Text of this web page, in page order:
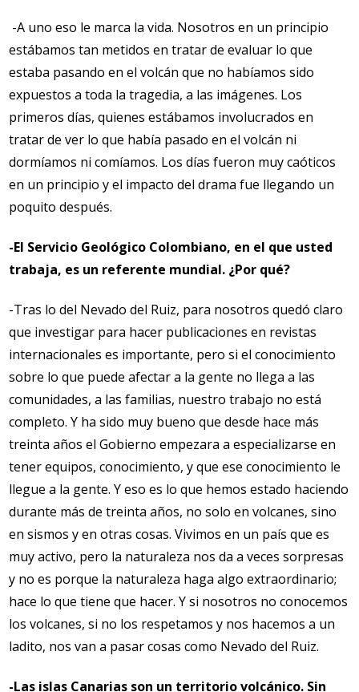
-A uno eso le marca la vida. Nosotros en un principio
estábamos tan metidos en tratar de evaluar lo que
estaba pasando en el volcán que no habíamos sido
expuestos a toda la tragedia, a las imágenes. Los
primeros días, quienes estábamos involucrados en
tratar de ver lo que había pasado en el volcán ni
dormíamos ni comíamos. Los días fueron muy caóticos
en un principio y el impacto del drama fue llegando un
poquito después.
-El Servicio Geológico Colombiano, en el que usted
trabaja, es un referente mundial. ¿Por qué?
-Tras lo del Nevado del Ruiz, para nosotros quedó claro
que investigar para hacer publicaciones en revistas
internacionales es importante, pero si el conocimiento
sobre lo que puede afectar a la gente no llega a las
comunidades, a las familias, nuestro trabajo no está
completo. Y ha sido muy bueno que desde hace más
treinta años el Gobierno empezara a especializarse en
tener equipos, conocimiento, y que ese conocimiento le
llegue a la gente. Y eso es lo que hemos estado haciendo
durante más de treinta años, no solo en volcanes, sino
en sismos y en otras cosas. Vivimos en un país que es
muy activo, pero la naturaleza nos da a veces sorpresas
y no es porque la naturaleza haga algo extraordinario;
hace lo que tiene que hacer. Y si nosotros no conocemos
los volcanes, si no los respetamos y nos hacemos a un
ladito, nos van a pasar cosas como Nevado del Ruiz.
-Las islas Canarias son un territorio volcánico. Sin